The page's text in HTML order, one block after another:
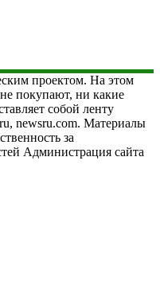
проектом. На этом
покупают, ни какие
собой ленту
newsru.com. Материалы
за
Администрация сайта